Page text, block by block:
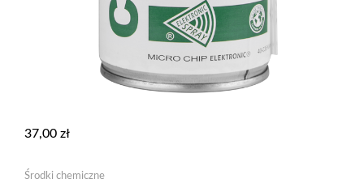
37,00 zł
Środki chemiczne